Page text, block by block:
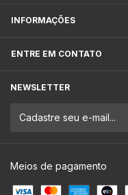
INFORMAÇÕES
ENTRE EM CONTATO
NEWSLETTER
Meios de pagamento